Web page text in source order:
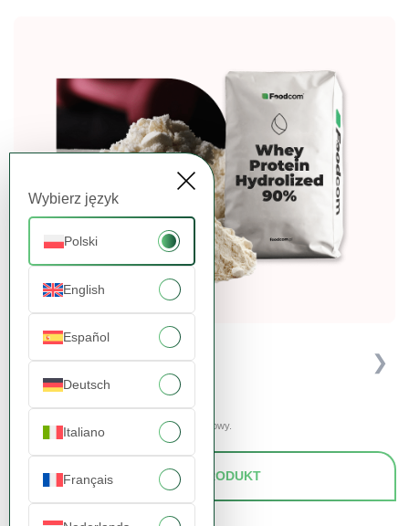
Wybierz język
Polski
English
Español
Deutsch
Italiano
Français
❮ ❯
Prezentowane zdjęcia mają charakter poglądowy.
ZAPYTAJ O PRODUKT